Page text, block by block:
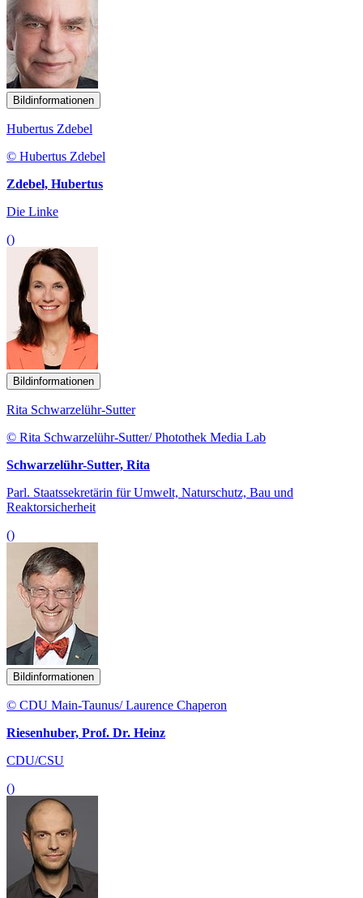
Bildinformationen
Hubertus Zdebel
© Hubertus Zdebel
Zdebel, Hubertus
Die Linke
()
Bildinformationen
Rita Schwarzelühr-Sutter
© Rita Schwarzelühr-Sutter/ Photothek Media Lab
Schwarzelühr-Sutter, Rita
Parl. Staatssekretärin für Umwelt, Naturschutz, Bau und
Reaktorsicherheit
()
Bildinformationen
© CDU Main-Taunus/ Laurence Chaperon
Riesenhuber, Prof. Dr. Heinz
CDU/CSU
()